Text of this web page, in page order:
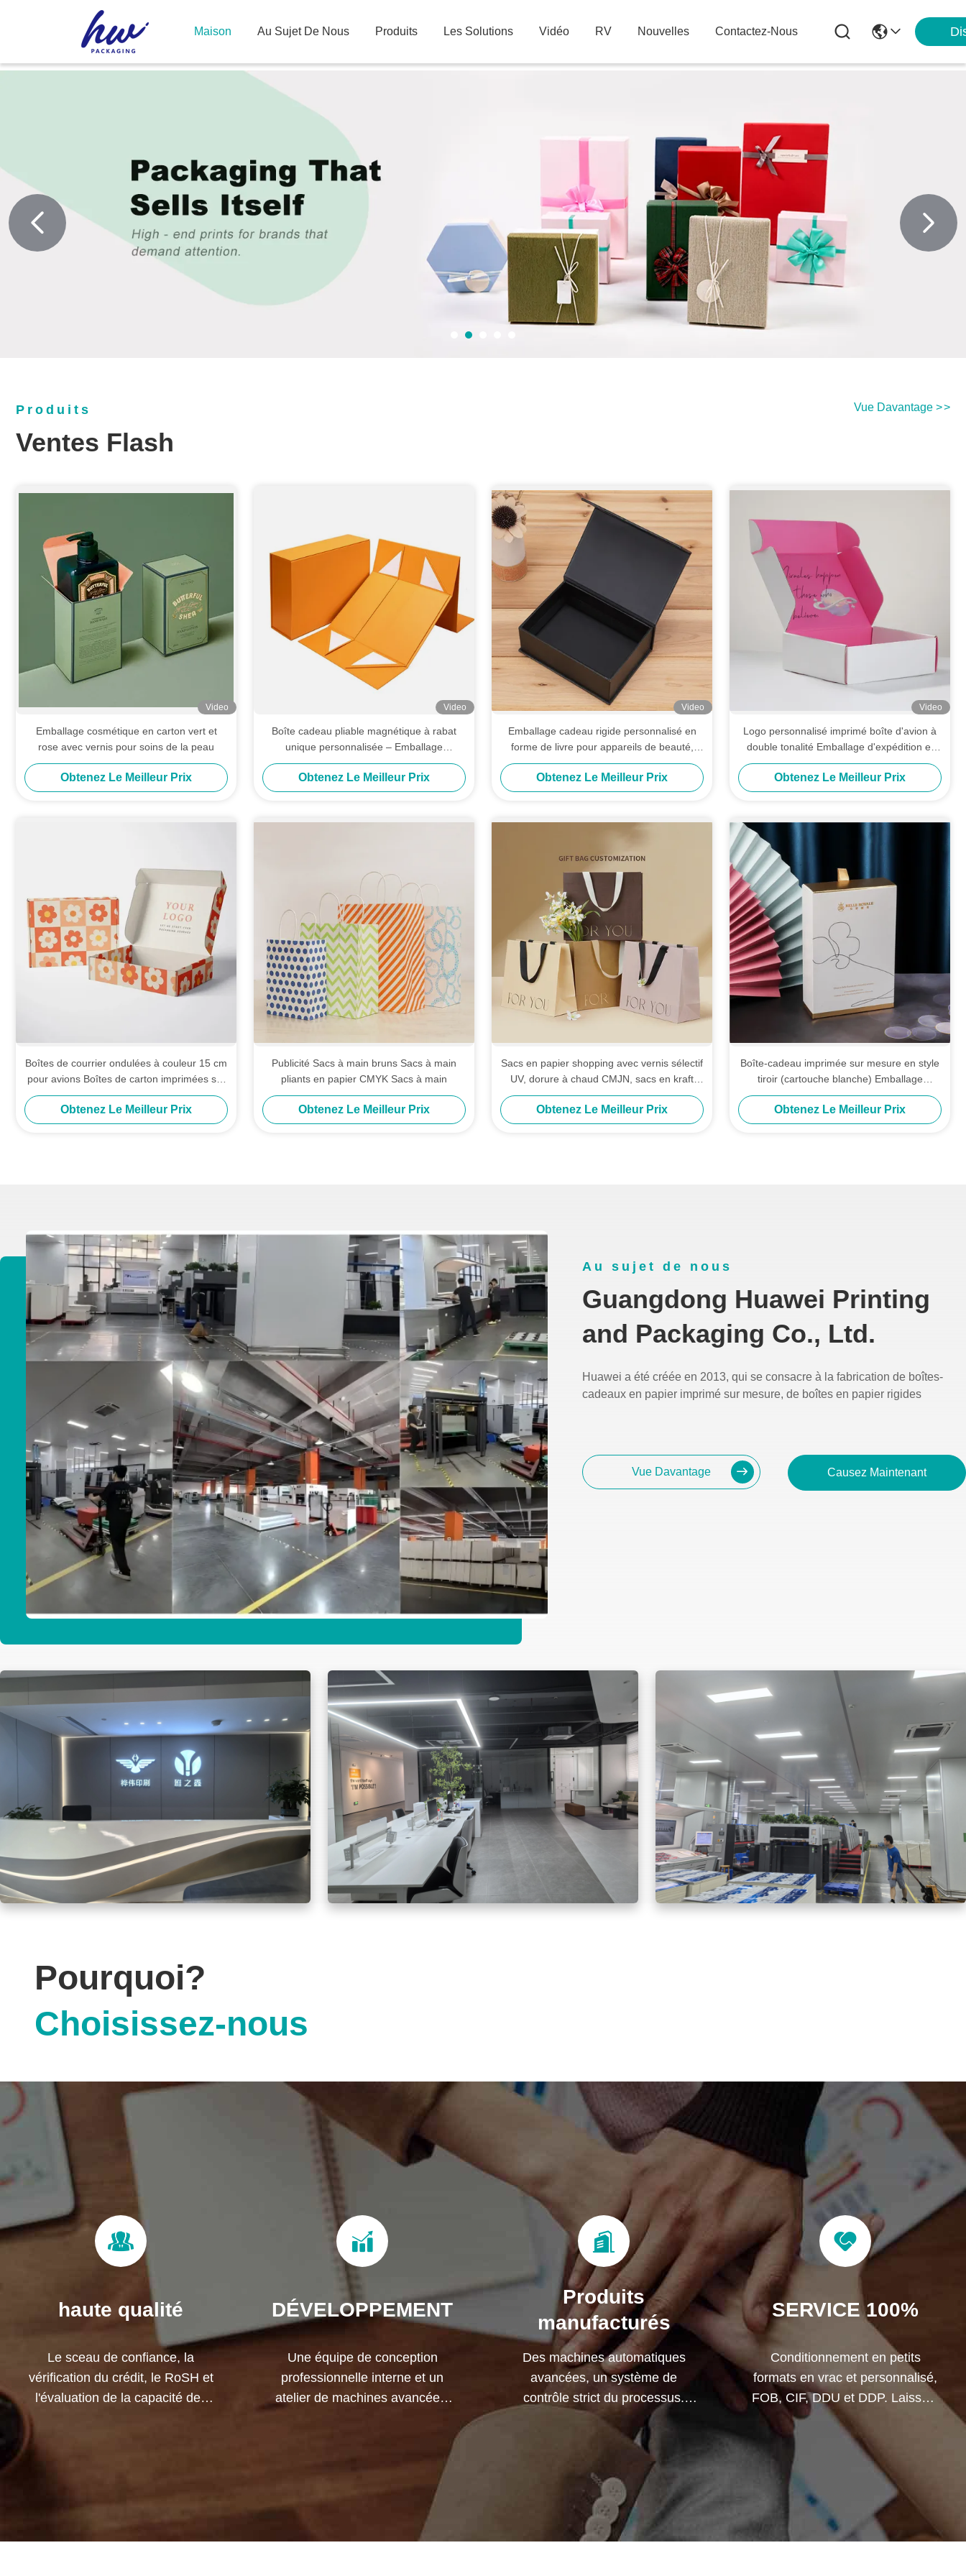
Maison Au Sujet De Nous Produits Les Solutions Vidéo RV Nouvelles Contactez-Nous
Produits
Ventes Flash
Vue Davantage >>
Video
Emballage cosmétique en carton vert et
rose avec vernis pour soins de la peau
Obtenez Le Meilleur Prix
Video
Boîte cadeau pliable magnétique à rabat
unique personnalisée – Emballage
imprimable avec options de logo dorure à
chaud/UV
Obtenez Le Meilleur Prix
Video
Emballage cadeau rigide personnalisé en
forme de livre pour appareils de beauté,
sérums de soin de la peau, batteries
externes et coffrets premium
Obtenez Le Meilleur Prix
Video
Logo personnalisé imprimé boîte d'avion à
double tonalité Emballage d'expédition et
cadeau avec options de feuille d'or / UV /
gravure
Obtenez Le Meilleur Prix
Boîtes de courrier ondulées à couleur 15 cm
pour avions Boîtes de carton imprimées sur
mesure
Obtenez Le Meilleur Prix
Publicité Sacs à main bruns Sacs à main
pliants en papier CMYK Sacs à main
Obtenez Le Meilleur Prix
Sacs en papier shopping avec vernis sélectif
UV, dorure à chaud CMJN, sacs en kraft
personnalisés avec logo
Obtenez Le Meilleur Prix
Boîte-cadeau imprimée sur mesure en style
tiroir (cartouche blanche) Emballage
polyvalent pour serviettes chaussettes
Cosmétiques bijoux et ensembles de thé à
fleurs
Obtenez Le Meilleur Prix
Au sujet de nous
Guangdong Huawei Printing
and Packaging Co., Ltd.
Huawei a été créée en 2013, qui se consacre à la fabrication de boîtes-
cadeaux en papier imprimé sur mesure, de boîtes en papier rigides
Vue Davantage Causez Maintenant
Pourquoi?
Choisissez-nous
haute qualité
Le sceau de confiance, la
vérification du crédit, le RoSH et
l'évaluation de la capacité des
fournisseurs. La société dispose
DÉVELOPPEMENT
Une équipe de conception
professionnelle interne et un
atelier de machines avancées.
Produits
manufacturés
Des machines automatiques
avancées, un système de
contrôle strict du processus.
Nous pouvons fabriquer tous les
terminaux électriques au-delà de
SERVICE 100%
Conditionnement en petits
formats en vrac et personnalisé,
FOB, CIF, DDU et DDP. Laissez-
nous vous aider à trouver la
meilleure solution pour toutes
vos préoccupations.